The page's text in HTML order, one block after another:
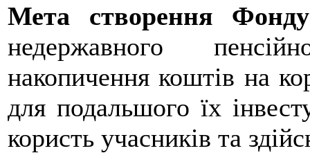
Мета створення
недержавного
накопичення коштів на
для подальшого їх
користь учасників та